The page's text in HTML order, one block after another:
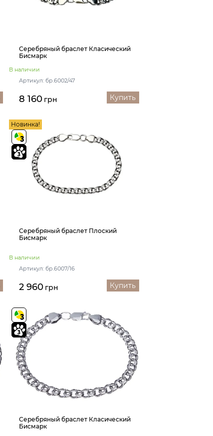
Серебряный браслет Класический
Бисмарк
В наличии
Артикул: бр.6002/47
8 160 грн Купить
Новинка!
Серебряный браслет Плоский
Бисмарк
В наличии
Артикул: бр.6007/16
2 960 грн Купить
Серебряный браслет Класический
Бисмарк